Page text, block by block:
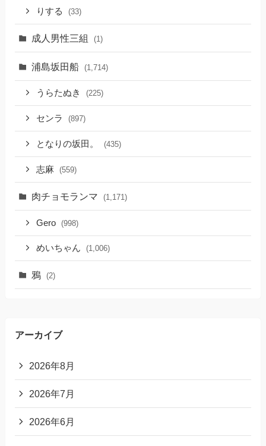
りする (33)
成人男性三組 (1)
浦島坂田船 (1,714)
うらたぬき (225)
センラ (897)
となりの坂田。 (435)
志麻 (559)
肉チョモランマ (1,171)
Gero (998)
めいちゃん (1,006)
鴉 (2)
アーカイブ
2026年8月
2026年7月
2026年6月